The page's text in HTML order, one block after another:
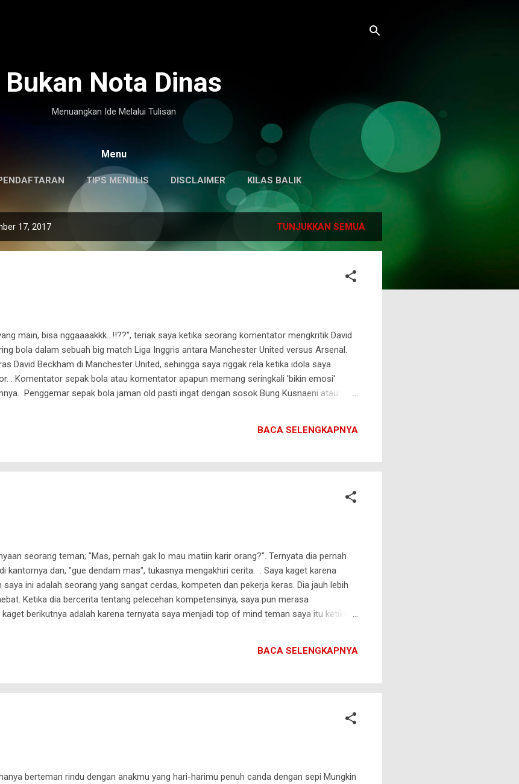
Bukan Nota Dinas
Menuangkan Ide Melalui Tulisan
Menu
TIPS MENULIS DISCLAIMER KILAS BALIK
17, 2017 TUNJUKKAN SEMUA
main, bisa nggaaaakkk...!!??", teriak saya ketika seorang komentator mengkritik David
bola dalam sebuah big match Liga Inggris antara Manchester United versus Arsenal.
David Beckham di Manchester United, sehingga saya nggak rela ketika idola saya
. Komentator sepak bola atau komentator apapun memang seringkali 'bikin emosi'
Penggemar sepak bola jaman old pasti ingat dengan sosok Bung Kusnaeni atau
tim sepak bola ataupun permainan seorang pemain sepak bola profesional seolah-
BACA SELENGKAPNYA
seorang teman; "Mas, pernah gak lo mau matiin karir orang?". Ternyata dia pernah
kantornya dan, "gue dendam mas", tukasnya mengakhiri cerita. . Saya kaget karena
ini adalah seorang yang sangat cerdas, kompeten dan pekerja keras. Dia jauh lebih
Ketika dia bercerita tentang pelecehan kompetensinya, saya pun merasa
berikutnya adalah karena ternyata saya menjadi top of mind teman saya itu ketika
masalah dengan atasan, sehingga dia mengambil kesimpulan pasti saya pernah
karir orang, hmm, andai bisa tentunya banyak yang akan masuk waiting list saya,
BACA SELENGKAPNYA
berteman rindu dengan anakmu yang hari-harimu penuh canda dengan sepi Mungkin